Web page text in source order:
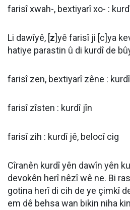
farisî xwah-, bextiyarî xo- :
Li dawîyê, [z]yê farisî ji [c]ya
hatiye parastin û di kurdî de
farisî zen, bextiyarî zêne :
farisî zîsten : kurdî jîn
farisî zih : kurdî jê, belocî cig
Cîranên kurdî yên dawîn yên
devokên herî nêzî wê ne. Bi
gotina herî di cih de ye çimkî
em dê behsa wan bikin niha